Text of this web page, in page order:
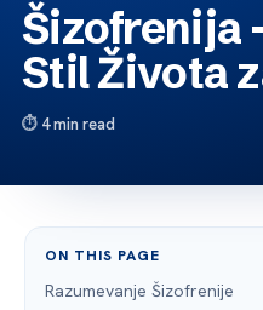
Šizofrenija
Stil Života
4 min read
ON THIS PAGE
Razumevanje Šizofrenije